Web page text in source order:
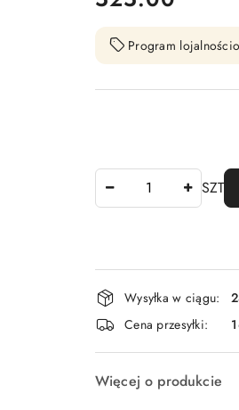
Program
SZT
Dostępność
i
dostawa
Wysyłka w ciągu:
Cena przesyłki:
Więcej o produkcie